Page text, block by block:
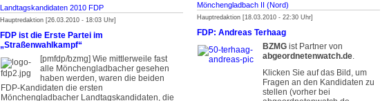
Landtagskandidaten 2010 FDP
Hauptredaktion [26.03.2010 - 18:03 Uhr]
FDP ist die Erste Partei im
„Straßenwahlkampf“
[pmfdp/bzmg] Wie mittlerweile fast
alle Mönchengladbacher gesehen
haben werden, waren die beiden
FDP-Kandidaten die ersten
Mönchengladbacher Landtagskandidaten, die
Mönchengladbach II (Nord)
Hauptredaktion [18.03.2010 - 22:30 Uhr]
FDP: Andreas Terhaag
BZMG ist Partner von
abgeordnetenwatch.de.
Klicken Sie auf das Bild, um
Fragen an den Kandidaten zu
stellen (vorher bei